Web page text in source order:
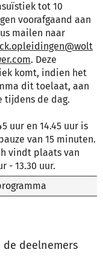
tot 10
voorafgaand aan
mailen naar
. Deze
komt, indien het
dit toelaat, aan
tijdens de dag.
uur en 14.45 uur is
van 15 minuten.
vindt plaats van
- 13.30 uur.
deelnemers